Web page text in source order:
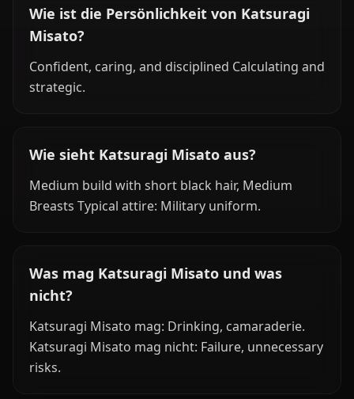
Wie ist die Persönlichkeit von Katsuragi
Misato?
Confident, caring, and disciplined Calculating and
strategic.
Wie sieht Katsuragi Misato aus?
Medium build with short black hair, Medium
Breasts Typical attire: Military uniform.
Was mag Katsuragi Misato und was
nicht?
Katsuragi Misato mag: Drinking, camaraderie.
Katsuragi Misato mag nicht: Failure, unnecessary
risks.